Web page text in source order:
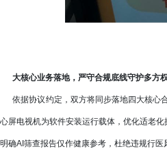
大核心业务落地，严守合规底线守护多方
依据协议约定，双方将同步落地四大核心合
心屏电视机为软件安装运行载体，优化适老
明确AI筛查报告仅作健康参考，杜绝违规行